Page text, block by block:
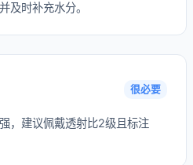
及时补充水分。
很必要
，建议佩戴透射比2级且标注